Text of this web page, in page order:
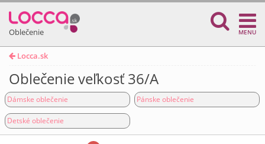
Oblečenie MENU
Locca.sk
Oblečenie veľkosť 36/A
Dámske oblečenie Pánske oblečenie
Detské oblečenie